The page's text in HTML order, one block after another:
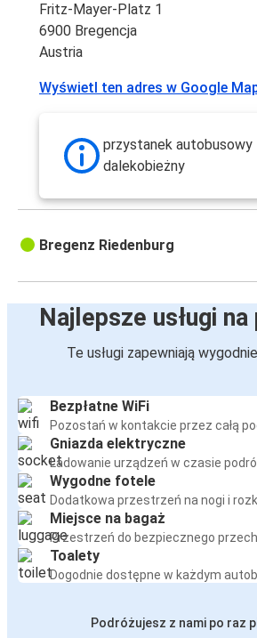
Fritz-Mayer-Platz 1
6900 Bregencja
Austria
Wyświetl ten adres w Google
przystanek autobusowy
dalekobieżny
Bregenz Riedenburg
Najlepsze usługi na
Te usługi zapewniają
Bezpłatne WiFi
Pozostań w kontakcie przez całą
Gniazda elektryczne
Ładowanie urządzeń w czasie
Wygodne fotele
Dodatkowa przestrzeń na nogi i
Miejsce na bagaż
Przestrzeń do bezpiecznego
Toalety
Dogodnie dostępne w każdym
Podróżujesz z nami po raz